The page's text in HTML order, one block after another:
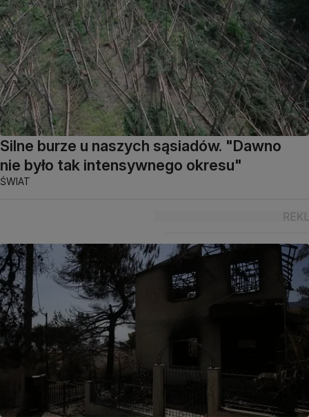
Silne burze u naszych sąsiadów. "Dawno
nie było tak intensywnego okresu"
ŚWIAT